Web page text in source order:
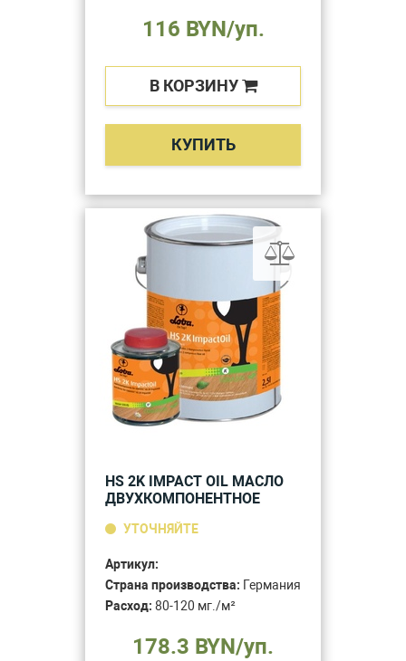
116 BYN/уп.
В КОРЗИНУ
КУПИТЬ
HS 2K IMPACT OIL МАСЛО
ДВУХКОМПОНЕНТНОЕ
УТОЧНЯЙТЕ
Артикул:
Страна производства: Германия
Расход: 80-120 мг./м²
178.3 BYN/уп.